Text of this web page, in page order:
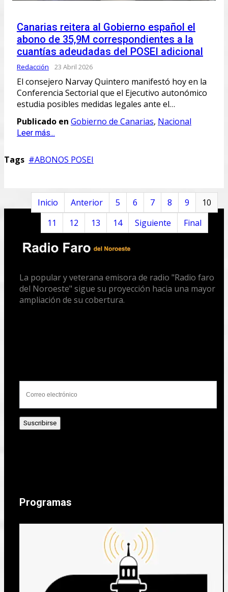
Canarias reitera al Gobierno español el
abono de 35,9M correspondientes a la
cuantías adeudadas del POSEI adicional
Redacción 23 Abril 2026
El consejero Narvay Quintero manifestó hoy en la
Conferencia Sectorial que el Ejecutivo autonómico
estudia posibles medidas legales ante el…
Publicado en Gobierno de Canarias, Nacional
Leer más...
Tags ABONOS POSEI
Inicio Anterior 5 6 7 8 9
10
11
12 13 14 Siguiente Final
La popular y veterana emisora de radio "Radio faro
del Noroeste" sigue su proyección hacia una mayor
ampliación de su cobertura.
Programas